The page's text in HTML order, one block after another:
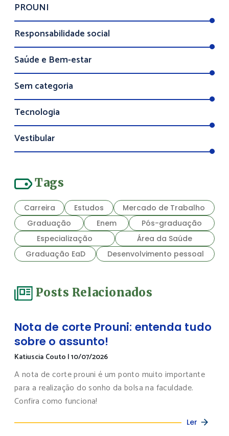
PROUNI
Responsabilidade social
Saúde e Bem-estar
Sem categoria
Tecnologia
Vestibular
Tags
Carreira Estudos
Mercado de Trabalho
Graduação
Enem
Pós-graduação
Especialização
Área da Saúde
Graduação EaD
Desenvolvimento pessoal
Posts Relacionados
Nota de corte Prouni: entenda tudo
sobre o assunto!
Katiuscia Couto |10/07/2026
A nota de corte prouni é um ponto muito importante
para a realização do sonho da bolsa na faculdade.
Confira como funciona!
Ler